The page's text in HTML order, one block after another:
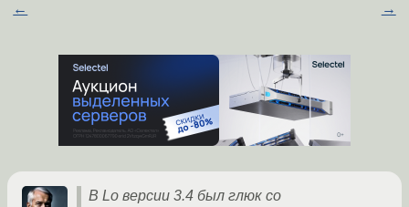
← →
В Lo версии 3.4 был глюк со